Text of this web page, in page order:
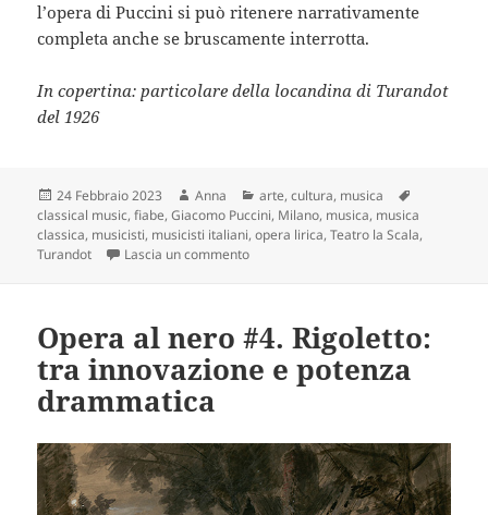
l’opera di Puccini si può ritenere narrativamente
completa anche se bruscamente interrotta.
In copertina: particolare della locandina di Turandot
del 1926
Scritto
il
24 Febbraio 2023 Autore
Anna Categorie
arte,cultura, musica
classical music,fiabe,Giacomo Puccini, Milano, musica, musica
classica, musicisti, musicisti italiani,opera lirica,Teatro la Scala,
Turandot
Lascia un commentosu Opera al nero #5. Turandot: la
Opera al nero #4. Rigoletto:
tra innovazione e potenza
drammatica